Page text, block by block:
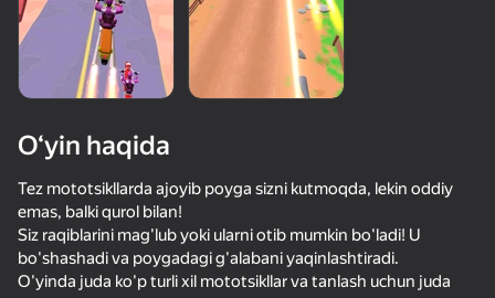
Липкая Бойня
70
Эпичная Арена Объединяй и Уничтожай
64
Stick Archers
68
O‘yin haqida
Tez mototsikllarda ajoyib poyga sizni kutmoqda, lekin oddiy
emas, balki qurol bilan!
Siz raqiblarini mag'lub yoki ularni otib mumkin bo'ladi! U
bo'shashadi va poygadagi g'alabani yaqinlashtiradi.
O'yinda juda ko'p turli xil mototsikllar va tanlash uchun juda